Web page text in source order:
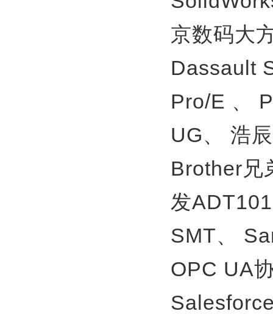
京数码大
Dassault
Pro/E 、
UG、
浩
Brother兄
发
SMT、
OPC UA